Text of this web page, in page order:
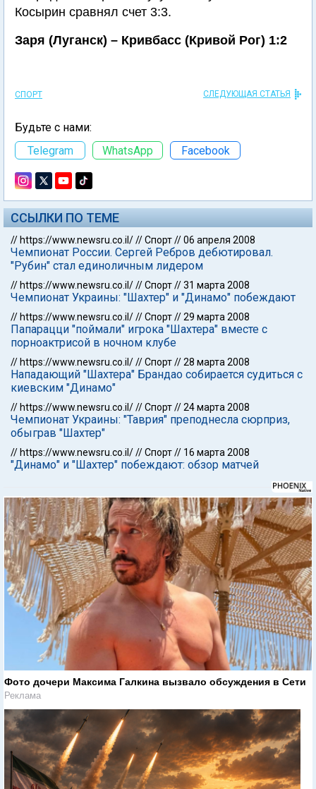
Косырин сравнял счет 3:3.
Заря (Луганск) – Кривбасс (Кривой Рог) 1:2
СПОРТ СЛЕДУЮЩАЯ СТАТЬЯ
Будьте с нами:
Telegram
WhatsApp Facebook
ССЫЛКИ ПО ТЕМЕ
// https://www.newsru.co.il///Спорт//06 апреля 2008
Чемпионат России. Сергей Ребров дебютировал.
"Рубин" стал единоличным лидером
// https://www.newsru.co.il///Спорт//31 марта 2008
Чемпионат Украины: "Шахтер" и "Динамо" побеждают
// https://www.newsru.co.il///Спорт//29 марта 2008
Папарацци "поймали" игрока "Шахтера" вместе с
порноактрисой в ночном клубе
// https://www.newsru.co.il///Спорт//28 марта 2008
Нападающий "Шахтера" Брандао собирается судиться с
киевским "Динамо"
// https://www.newsru.co.il///Спорт//24 марта 2008
Чемпионат Украины: "Таврия" преподнесла сюрприз,
обыграв "Шахтер"
// https://www.newsru.co.il///Спорт// 16 марта 2008
"Динамо" и "Шахтер" побеждают: обзор матчей
Фото дочери Максима Галкина вызвало обсуждения в Сети
Реклама